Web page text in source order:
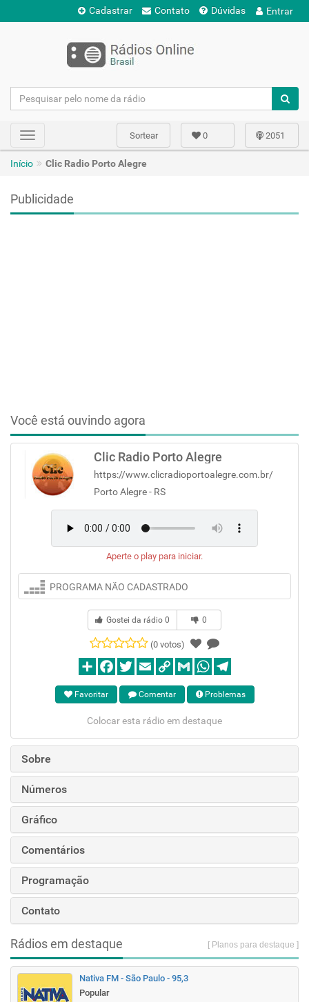
Cadastrar Contato Dúvidas Entrar
Toggle
navigation
2051
0
Sortear
Início Clic Radio Porto Alegre
Publicidade
Você está ouvindo agora
Clic Radio Porto Alegre
https://www.clicradioportoalegre.com.br/
Porto Alegre - RS
Aperte o play para iniciar.
PROGRAMA NÃO CADASTRADO
Gostei da rádio 0 0
(0 votos)
Favoritar Comentar Problemas
Colocar esta rádio em destaque
Sobre
Números
Gráfico
Comentários
Programação
Contato
Rádios em destaque [ Planos para destaque ]
Nativa FM - São Paulo - 95,3
Popular